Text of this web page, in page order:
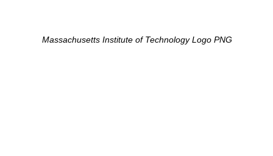
Massachusetts Institute of Technology Logo PNG